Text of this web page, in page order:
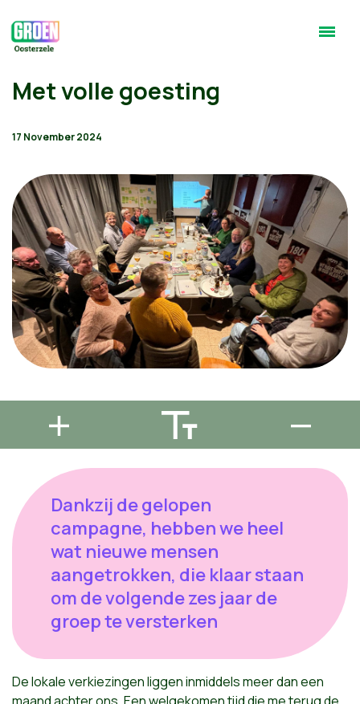
Met volle goesting
17 November 2024
Dankzij de gelopen
campagne, hebben we heel
wat nieuwe mensen
aangetrokken, die klaar staan
om de volgende zes jaar de
groep te versterken
De lokale verkiezingen liggen inmiddels meer dan een